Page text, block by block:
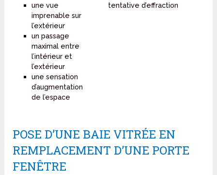
une vue
imprenable sur
l’extérieur
un passage
maximal entre
l’intérieur et
l’extérieur
une sensation
d’augmentation
de l’espace
tentative d’effraction
POSE D’UNE BAIE VITRÉE EN
REMPLACEMENT D’UNE PORTE
FENÊTRE